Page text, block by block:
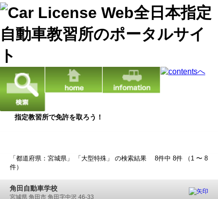
指定教習所で免許を取ろう！
「都道府県：宮城県」 「大型特殊」 の検索結果 8件中 8件 （1 〜 8
件）
角田自動車学校
宮城県 角田市 角田字中沢 46-33